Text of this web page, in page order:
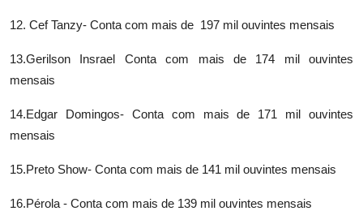
12. Cef Tanzy- Conta com mais de 197 mil ouvintes mensais
13.Gerilson Insrael Conta com mais de 174 mil ouvintes
mensais
14.Edgar Domingos- Conta com mais de 171 mil ouvintes
mensais
15.Preto Show- Conta com mais de 141 mil ouvintes mensais
16.Pérola - Conta com mais de 139 mil ouvintes mensais